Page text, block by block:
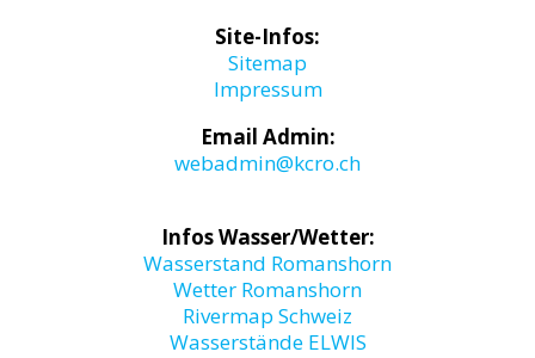
Site-Infos:
Sitemap
Impressum
Email Admin:
webadmin@kcro.ch
Infos Wasser/Wetter:
Wasserstand Romanshorn
Wetter Romanshorn
Rivermap Schweiz
Wasserstände ELWIS